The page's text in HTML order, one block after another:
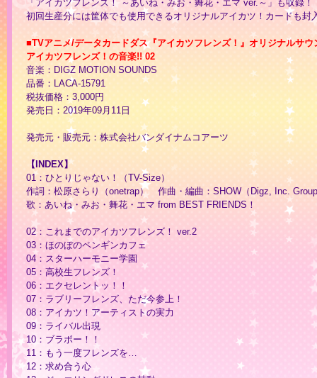
「アイカツフレンズ！ ～あいね・みお・舞花・エマ ver.～」も収録！
初回生産分には筐体でも使用できるオリジナルアイカツ！カードも封
■TVアニメ/データカードダス『アイカツフレンズ！』オリジナルサウ
アイカツフレンズ！の音楽!! 02
音楽：DIGZ MOTION SOUNDS
品番：LACA-15791
税抜価格：3,000円
発売日：2019年09月11日
発売元・販売元：株式会社バンダイナムコアーツ
【INDEX】
01：ひとりじゃない！（TV-Size）
作詞：松原さらり（onetrap） 作曲・編曲：SHOW（Digz, Inc.
歌：あいね・みお・舞花・エマ from BEST FRIENDS！
02：これまでのアイカツフレンズ！ ver.2
03：ほのぼのペンギンカフェ
04：スターハーモニー学園
05：高校生フレンズ！
06：エクセレントッ！！
07：ラブリーフレンズ、ただ今参上！
08：アイカツ！アーティストの実力
09：ライバル出現
10：ブラボー！！
11：もう一度フレンズを…
12：求め合う心